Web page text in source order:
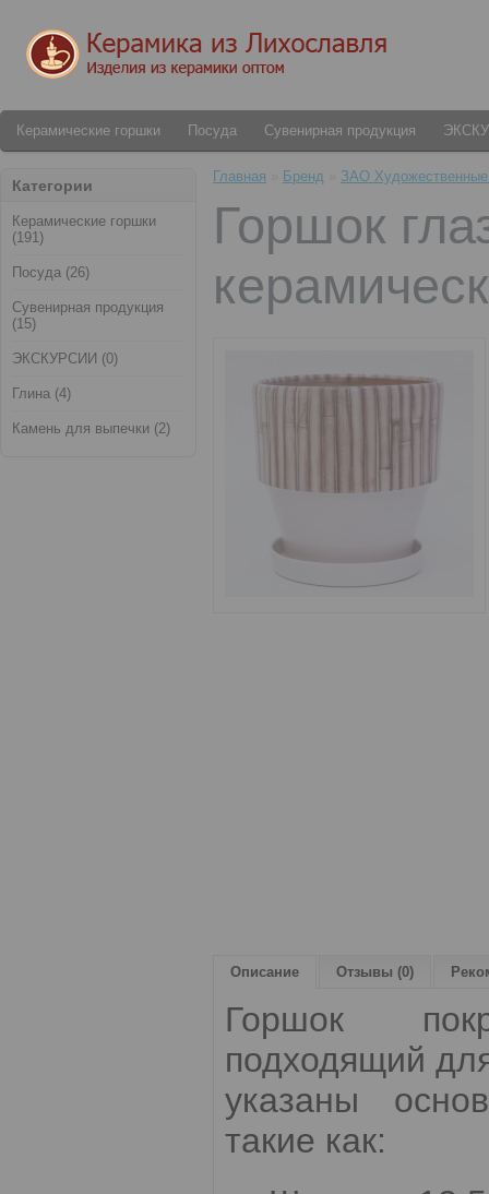
Керамические горшки Посуда Сувенирная продукция
Категории
Керамические горшки
(191)
Посуда (26)
Сувенирная продукция
(15)
ЭКСКУРСИИ (0)
Глина (4)
Камень для выпечки (2)
Главная Бренд ЗАО
Горшок
Описание Отзывы (0)
Горшок
подходящий
указаны
такие как: